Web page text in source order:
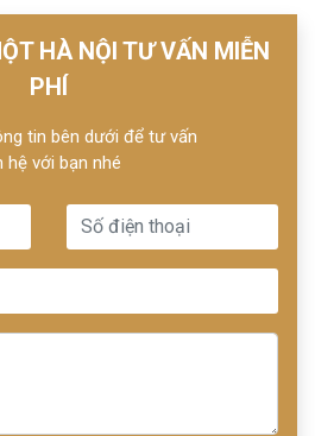
HÀ NỘI TƯ VẤN MIỄN
PHÍ
tin bên dưới để tư vấn
hệ với bạn nhé